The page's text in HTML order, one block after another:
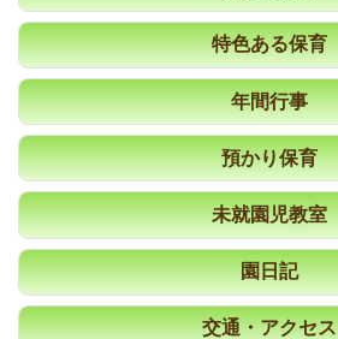
特色ある保育
年間行事
預かり保育
未就園児教室
園日記
交通・アクセス